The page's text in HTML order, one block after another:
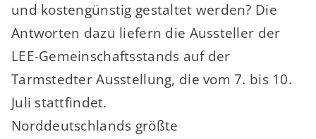
und kostengünstig gestaltet werden? Die
Antworten dazu liefern die Aussteller der
LEE-Gemeinschaftsstands auf der
Tarmstedter Ausstellung, die vom 7. bis 10.
Juli stattfindet.
Norddeutschlands größte